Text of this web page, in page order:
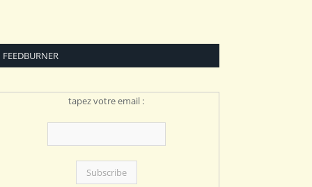
FEEDBURNER
tapez votre email :